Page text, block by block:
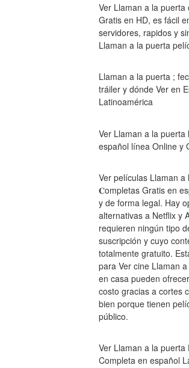
Ver Llaman a la puerta
Gratis en HD, es fácil
servidores, rapidos y
Llaman a la puerta
Llaman a la puerta ;
tráiler y dónde Ver en
Latinoamérica
Ver Llaman a la puerta
español línea Online y
Ver películas Llaman a
𝐂ompletas Gratis en
y de forma legal. Hay
alternativas a Netflix y
requieren ningún tipo
suscripción y cuyo
totalmente gratuito.
para Ver cine Llaman
en casa pueden
costo gracias a cortes
bien porque tienen
público.
Ver Llaman a la puerta
Completa en español